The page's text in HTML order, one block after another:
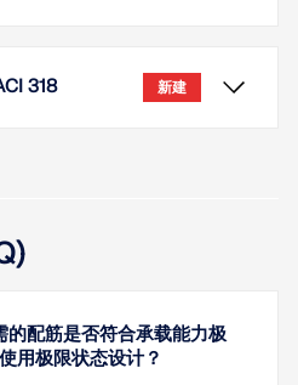
的极限状态计算“有效刚度”混
，如果使用“各向同性 | 各向
318 新建
的配筋是否符合承载能力极
用极限状态设计？